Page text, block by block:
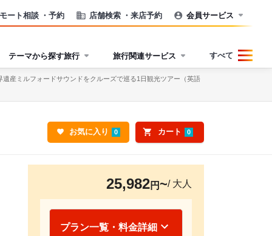
ート相談 ・予約 店舗検索 ・来店予約 会員サービス
テーマから探す旅行 旅行関連サービス すべて
産ミルフォードサウンドをクルーズで巡る1日観光ツアー（英語
お気に入り 0 カート 0
25,982円 / 大人
プラン一覧・料金詳細